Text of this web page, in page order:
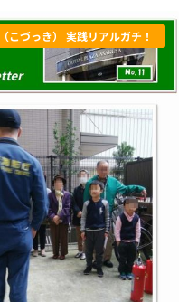
（こづっき） 実践リアルガチ！